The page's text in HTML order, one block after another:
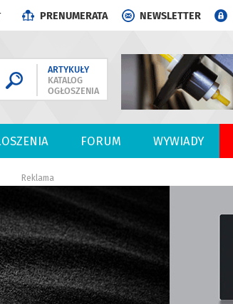
PRENUMERATA NEWSLETTER
ARTYKUŁY
KATALOG
OGŁOSZENIA
FORUM WYWIADY
Reklama